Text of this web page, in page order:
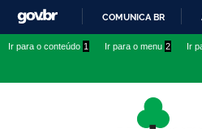
conteúdo
IR
O
COMUNICA BR
Ir para o conteúdo 1 Ir para o menu 2 Ir